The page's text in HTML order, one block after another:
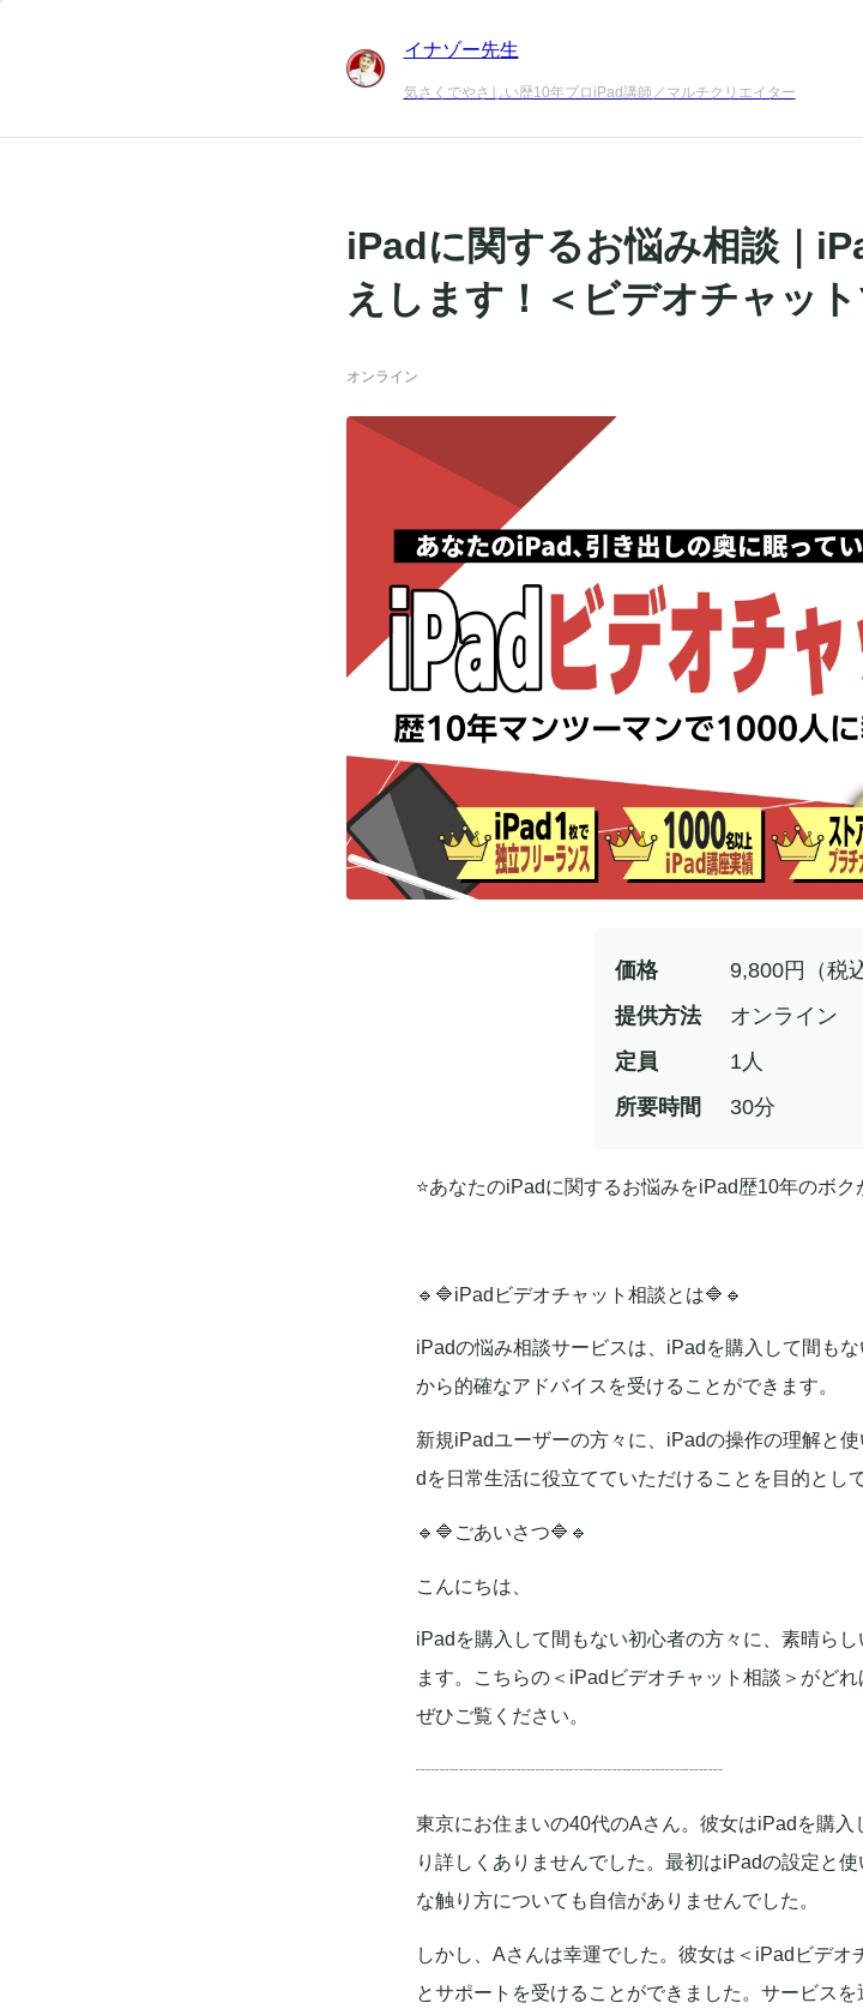
イナゾー先生
気さくでやさしい歴10年プロiPad講師／マルチクリエイター
iPadに関するお悩み相談｜
えします！＜ビデオチャッ
オンライン
価格 9,800円（税
提供方法
オンライン
定員
1 人
所要時間
30分
⭐️あなたのiPadに関するお悩みをiPad歴10年のボク
🔹🔷iPadビデオチャット相談とは🔷🔹
iPadの悩み相談サービスは、iPadを購入して間も
から的確なアドバイスを受けることができます。
新規iPadユーザーの方々に、iPadの操作の理解と
dを日常生活に役立てていただけることを目的とし
🔹🔷ごあいさつ🔷🔹
こんにちは、
iPadを購入して間もない初心者の方々に、素晴ら
ます。こちらの＜iPadビデオチャット相談＞がど
ぜひご覧ください。
┈┈┈┈┈┈┈┈┈┈┈┈┈┈┈┈
東京にお住まいの40代のAさん。彼女はiPadを購入
り詳しくありませんでした。最初はiPadの設定と
な触り方についても自信がありませんでした。
しかし、Aさんは幸運でした。彼女は＜iPadビデオ
とサポートを受けることができました。サービス